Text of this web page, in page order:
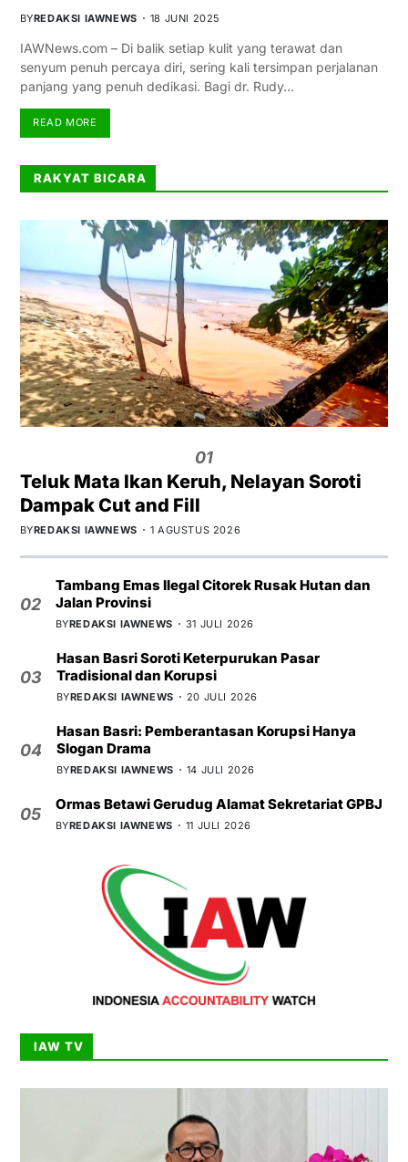
BYREDAKSI IAWNEWS 18 JUNI 2025
IAWNews.com – Di balik setiap kulit yang terawat dan
senyum penuh percaya diri, sering kali tersimpan perjalanan
panjang yang penuh dedikasi. Bagi dr. Rudy…
READ MORE
RAKYAT BICARA
01
Teluk Mata Ikan Keruh, Nelayan Soroti
Dampak Cut and Fill
BYREDAKSI IAWNEWS 1 AGUSTUS 2026
02
Tambang Emas Ilegal Citorek Rusak Hutan dan
Jalan Provinsi
BYREDAKSI IAWNEWS 31 JULI 2026
03
Hasan Basri Soroti Keterpurukan Pasar
Tradisional dan Korupsi
BYREDAKSI IAWNEWS 20 JULI 2026
04
Hasan Basri: Pemberantasan Korupsi Hanya
Slogan Drama
BYREDAKSI IAWNEWS 14 JULI 2026
05
Ormas Betawi Gerudug Alamat Sekretariat GPBJ
BYREDAKSI IAWNEWS 11 JULI 2026
IAW TV